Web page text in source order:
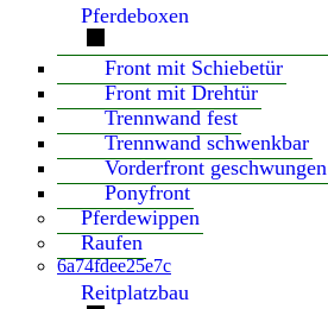
Pferdeboxen
Front mit Schiebetür
Front mit Drehtür
Trennwand fest
Trennwand schwenkbar
Vorderfront geschwungen
Ponyfront
Pferdewippen
Raufen
6a74fdee25e7c
Reitplatzbau